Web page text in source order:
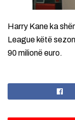
Harry Kane ka
League këtë
90 milionë euro.